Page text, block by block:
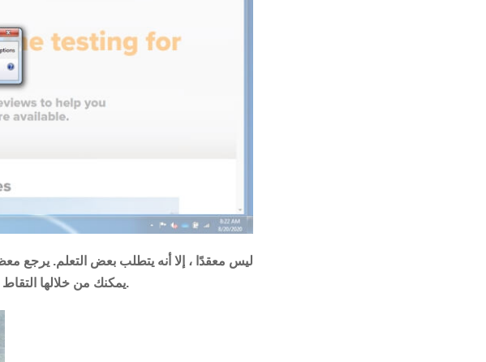
يمكنك من خلالها التقاط صور شاشتك. بمجرد أن تتعلمها وتهيئتها ، يصبح التقاط الشاشة أمرًا سهلاً.